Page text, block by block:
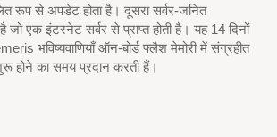
रूप से अपडेट होता है। दूसरा सर्वर-जनित
जो एक इंटरनेट सर्वर से प्राप्त होती है। यह 14 दिनों
भविष्यवाणियाँ ऑन-बोर्ड फ्लैश मेमोरी में संग्रहीत
होने का समय प्रदान करती हैं।